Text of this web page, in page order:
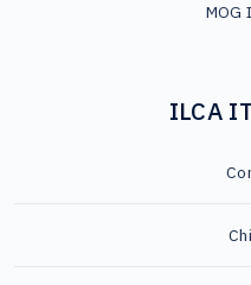
MOG
ILCA